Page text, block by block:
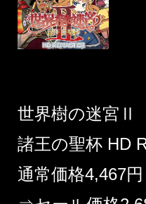
世界樹の迷宮Ⅱ
諸王の聖杯 HD
通常価格4,467円